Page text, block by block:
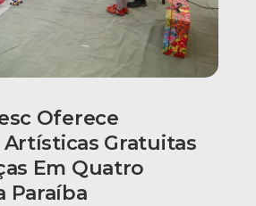
Oferece
Gratuitas
Em Quatro
Paraíba